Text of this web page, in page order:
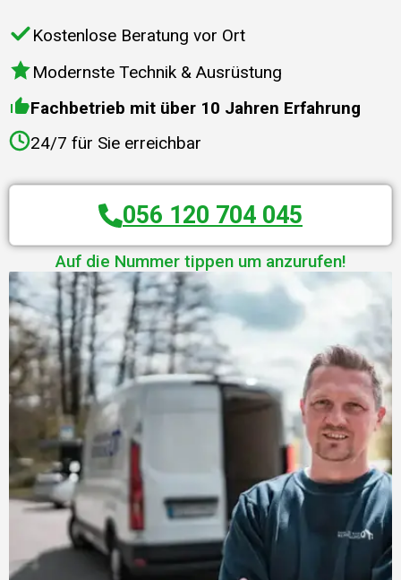
Kostenlose Beratung vor Ort
Modernste Technik & Ausrüstung
Fachbetrieb mit über 10 Jahren Erfahrung
24/7 für Sie erreichbar
056 120 704 045
Auf die Nummer tippen um anzurufen!